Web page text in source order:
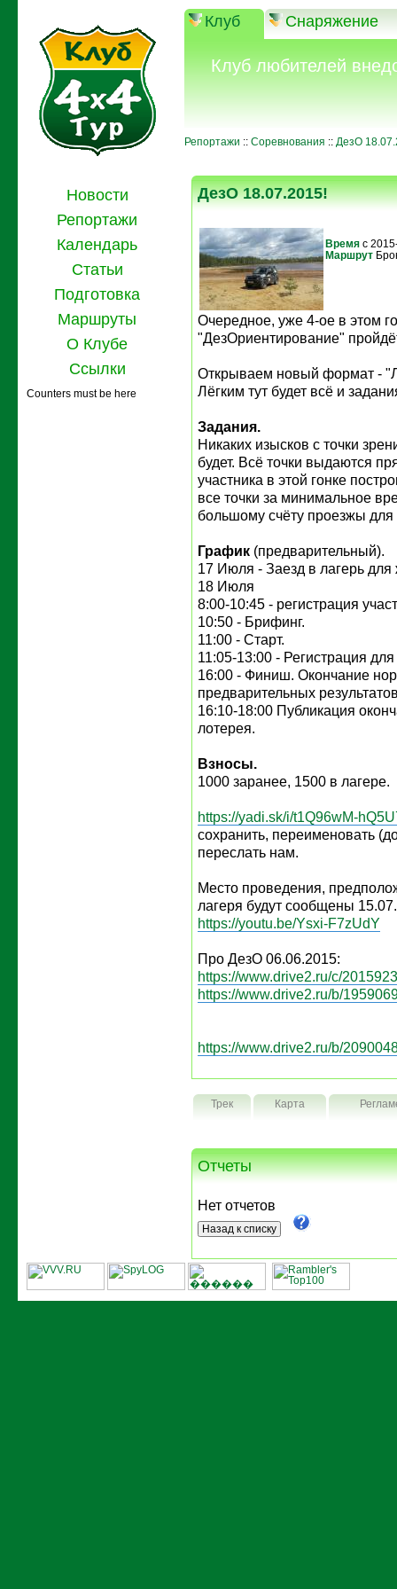
Клуб Снаряжение
Клуб любителей
Репортажи :: Соревнования :: ДезО
Новости
Репортажи
Календарь
Статьи
Подготовка
Маршруты
О Клубе
Ссылки
Counters must be here
ДезО 18.07.2015!
Время с
Маршрут
Очередное, уже 4-ое в этом
"ДезОриентирование"
Открываем новый формат -
Лёгким тут будет всё и
Задания.
Никаких изысков с точки
будет. Всё точки выдаются
участника в этой гонке
все точки за минимальное
большому счёту проезжы
График (предварительный).
17 Июля - Заезд в лагерь
18 Июля
8:00-10:45 - регистрация
10:50 - Брифинг.
11:00 - Старт.
11:05-13:00 - Регистрация
16:00 - Финиш. Окончание
предварительных
16:10-18:00 Публикация
лотерея.
Взносы.
1000 заранее, 1500 в лагере.
https://yadi.sk/i/t1Q96wM-
сохранить, переименовать
переслать нам.
Место проведения,
лагеря будут сообщены
https://youtu.be/Ysxi-F7zUdY
Про ДезО 06.06.2015:
https://www.drive2.ru/c/
https://www.drive2.ru/b/
https://www.drive2.ru/b/
Трек Карта
Отчеты
Нет отчетов